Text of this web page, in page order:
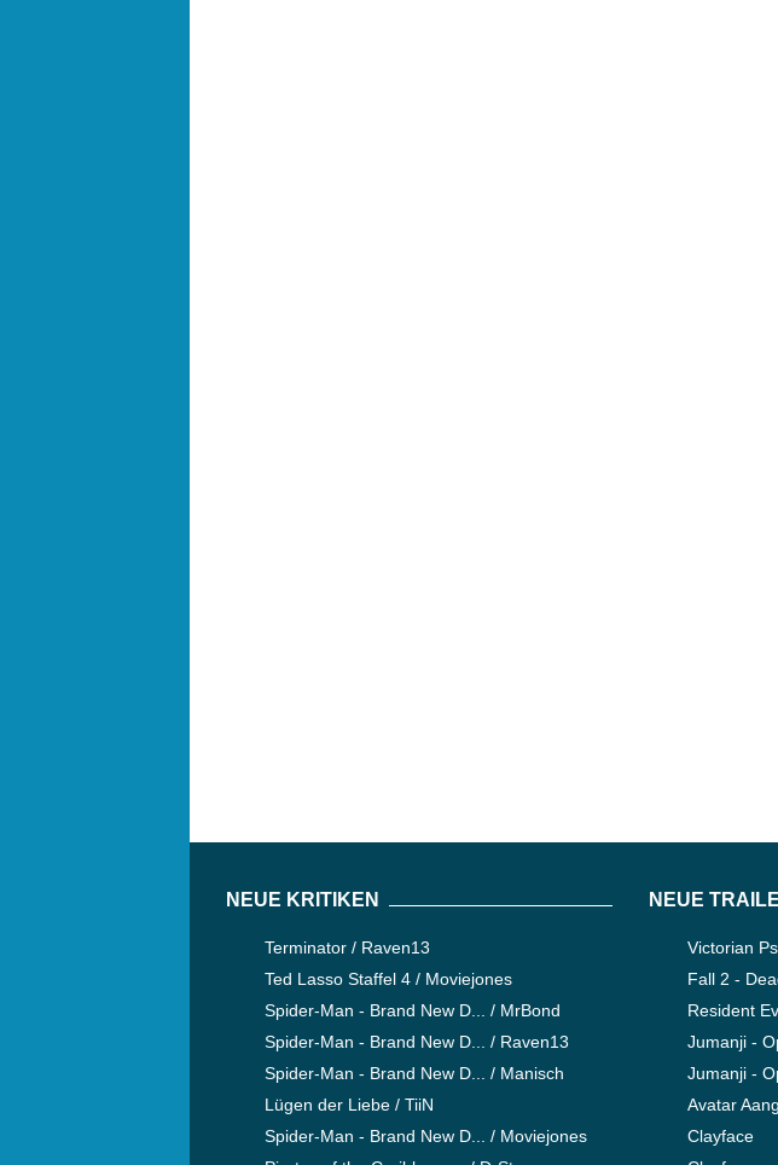
NEUE KRITIKEN
Terminator / Raven13
Ted Lasso Staffel 4 / Moviejones
Spider-Man - Brand New D... / MrBond
Spider-Man - Brand New D... / Raven13
Spider-Man - Brand New D... / Manisch
Lügen der Liebe / TiiN
Spider-Man - Brand New D... / Moviejones
NEUE
Victorian
Fall 2 -
Resident
Jumanji -
Jumanji -
Avatar
Clayface